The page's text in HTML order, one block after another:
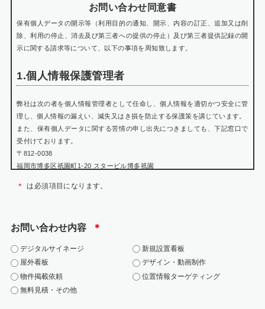
お問い合わせ同意書
保有個人データの開示等（利用目的の通知、開示、内容の訂正、追加又は削
除、利用の停止、消去及び第三者への提供の停止）及び第三者提供記録の開
示に関する請求等について、以下の事項を周知致します。
1.個人情報保護管理者
弊社は次の者を個人情報管理者として任命し、個人情報を適切かつ安全に管
理し、個人情報の漏えい、減失又はき損を防止する保護策を講じています。
また、保有個人データに関する苦情の申し出先につきましても、下記窓口で
受付けております。
〒812-0038
福岡市博多区祇園町1-20 スタービル博多祇園
TEL:092-402-0699
2.個人情報の利用目的
お問い合わせにおける個人情報は、該当お問い合わせへの対応にのみ利用い
＊ は必須項目になります。
お問い合わせ内容 ＊
デジタルサイネージ
新規設置看板
屋外看板
デザイン・動画制作
物件掲載依頼
位置情報ターゲティング
無料見積・その他